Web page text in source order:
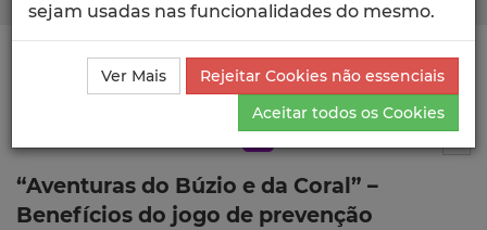
Ciência_Iscte Publicações
Descrição Detalhada da
Publicação
“Aventuras do Búzio e da Coral” –
Benefícios do jogo de prevenção
sejam usadas nas funcionalidades do mesmo.
Ver Mais
Rejeitar Cookies não essenciais
Aceitar todos os Cookies